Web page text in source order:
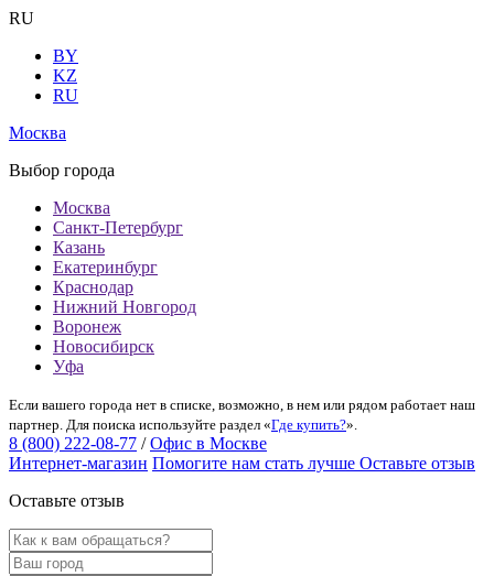
RU
BY
KZ
RU
Москва
Выбор города
Москва
Санкт-Петербург
Казань
Екатеринбург
Краснодар
Нижний Новгород
Воронеж
Новосибирск
Уфа
Если вашего города нет в списке, возможно, в нем или рядом работает наш
партнер. Для поиска используйте раздел «Где купить?».
8 (800) 222-08-77 / Офис в Москве
Интернет-магазин Помогите нам стать лучше Оставьте отзыв
Оставьте отзыв